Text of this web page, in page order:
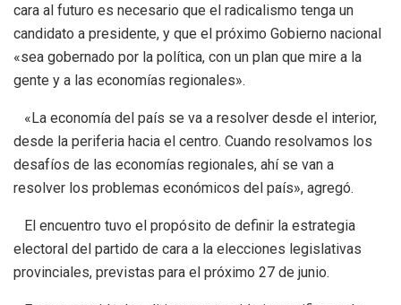
cara al futuro es necesario que el radicalismo tenga un
candidato a presidente, y que el próximo Gobierno nacional
«sea gobernado por la política, con un plan que mire a la
gente y a las economías regionales».
«La economía del país se va a resolver desde el interior,
desde la periferia hacia el centro. Cuando resolvamos los
desafíos de las economías regionales, ahí se van a
resolver los problemas económicos del país», agregó.
El encuentro tuvo el propósito de definir la estrategia
electoral del partido de cara a la elecciones legislativas
provinciales, previstas para el próximo 27 de junio.